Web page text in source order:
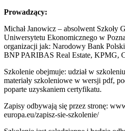
Prowadzący:
Michał Janowicz – absolwent Szkoły
Uniwersytetu Ekonomicznego w
organizacji jak: Narodowy Bank
BNP PARIBAS Real Estate, KPMG,
Szkolenie obejmuje: udział w
materiały szkoleniowe w wersji pdf,
poparte uzyskaniem certyfikatu.
Zapisy odbywają się przez stronę:
europa.eu/zapisz-sie-szkolenie/